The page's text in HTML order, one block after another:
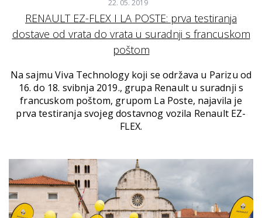
22. 05. 2019
RENAULT EZ-FLEX I LA POSTE: prva testiranja
dostave od vrata do vrata u suradnji s francuskom
poštom
Na sajmu Viva Technology koji se održava u Parizu od
16. do 18. svibnja 2019., grupa Renault u suradnji s
francuskom poštom, grupom La Poste, najavila je
prva testiranja svojeg dostavnog vozila Renault EZ-
FLEX.